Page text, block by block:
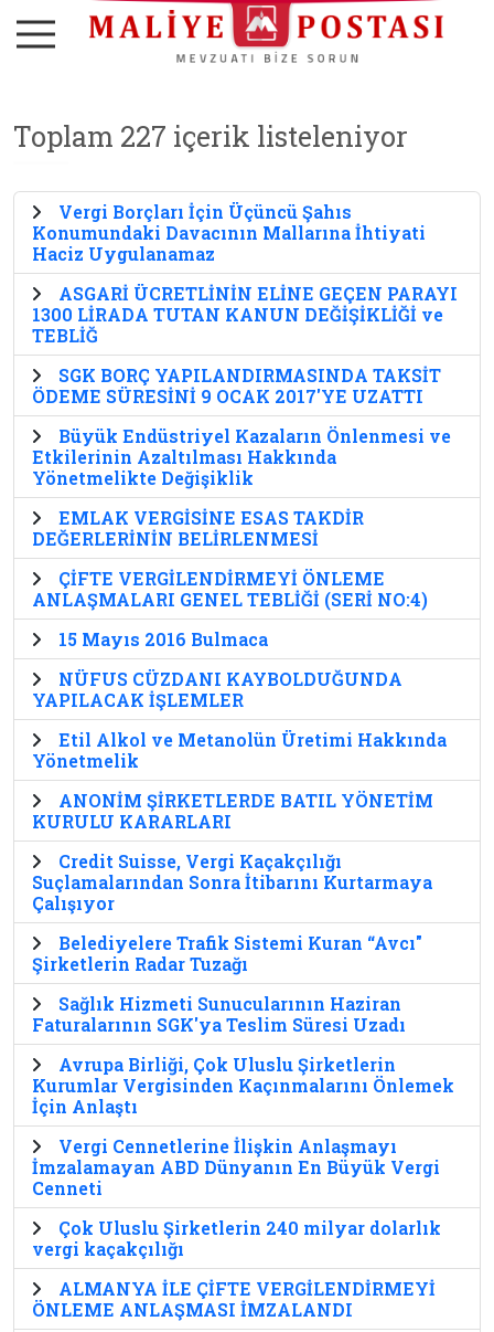
Toplam 227 içerik listeleniyor
Vergi Borçları İçin Üçüncü Şahıs
Konumundaki Davacının Mallarına İhtiyati
Haciz Uygulanamaz
ASGARİ ÜCRETLİNİN ELİNE GEÇEN PARAYI
1300 LİRADA TUTAN KANUN DEĞİŞİKLİĞİ ve
TEBLİĞ
SGK BORÇ YAPILANDIRMASINDA TAKSİT
ÖDEME SÜRESİNİ 9 OCAK 2017'YE UZATTI
Büyük Endüstriyel Kazaların Önlenmesi ve
Etkilerinin Azaltılması Hakkında
Yönetmelikte Değişiklik
EMLAK VERGİSİNE ESAS TAKDİR
DEĞERLERİNİN BELİRLENMESİ
ÇİFTE VERGİLENDİRMEYİ ÖNLEME
ANLAŞMALARI GENEL TEBLİĞİ (SERİ NO:4)
15 Mayıs 2016 Bulmaca
NÜFUS CÜZDANI KAYBOLDUĞUNDA
YAPILACAK İŞLEMLER
Etil Alkol ve Metanolün Üretimi Hakkında
Yönetmelik
ANONİM ŞİRKETLERDE BATIL YÖNETİM
KURULU KARARLARI
Credit Suisse, Vergi Kaçakçılığı
Suçlamalarından Sonra İtibarını Kurtarmaya
Çalışıyor
Belediyelere Trafik Sistemi Kuran “Avcı"
Şirketlerin Radar Tuzağı
Sağlık Hizmeti Sunucularının Haziran
Faturalarının SGK'ya Teslim Süresi Uzadı
Avrupa Birliği, Çok Uluslu Şirketlerin
Kurumlar Vergisinden Kaçınmalarını Önlemek
İçin Anlaştı
Vergi Cennetlerine İlişkin Anlaşmayı
İmzalamayan ABD Dünyanın En Büyük Vergi
Cenneti
Çok Uluslu Şirketlerin 240 milyar dolarlık
vergi kaçakçılığı
ALMANYA İLE ÇİFTE VERGİLENDİRMEYİ
ÖNLEME ANLAŞMASI İMZALANDI